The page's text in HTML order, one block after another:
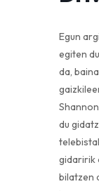
Egun
egiten
da,
du
gidaririk
bilatzen